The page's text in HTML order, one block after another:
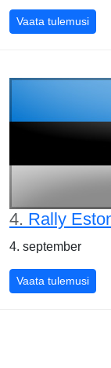
Vaata tulemusi
4. Rally
4. september
Vaata tulemusi